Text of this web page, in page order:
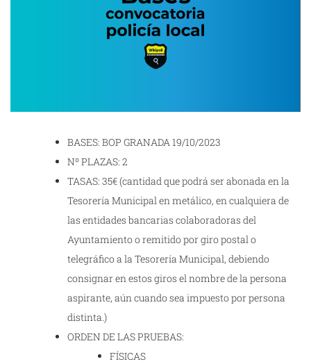
BASES: BOP GRANADA 19/10/2023
Nº PLAZAS: 2
TASAS: 35€ (cantidad que podrá ser abonada en la
Tesorería Municipal en metálico, en cualquiera de
las entidades bancarias colaboradoras del
Ayuntamiento o remitido por giro postal o
telegráfico a la Tesorería Municipal, debiendo
consignar en estos giros el nombre de la persona
aspirante, aún cuando sea impuesto por persona
distinta.)
ORDEN DE LAS PRUEBAS:
FÍSICAS